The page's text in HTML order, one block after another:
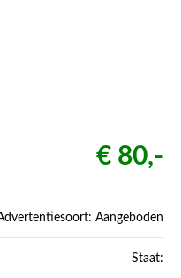
€ 80,-
Aangeboden
Staat: